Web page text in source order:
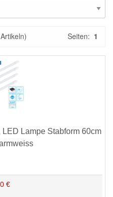
Artikeln) Seiten: 1
Lampe Stabform 60cm
€